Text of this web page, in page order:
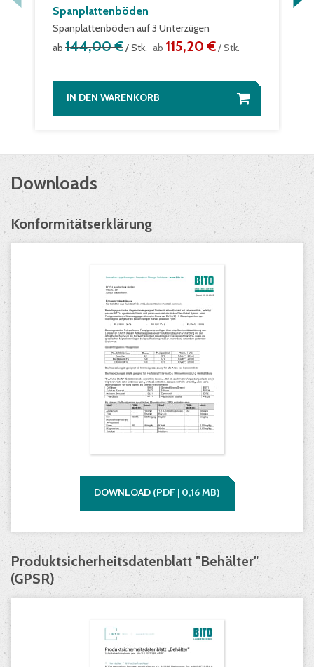
Spanplattenböden
Spanplattenböden auf 3 Unterzügen
ab144,00 €/ Stk. ab 115,20 €/ Stk.
IN DEN WARENKORB
Downloads
Konformitätserklärung
DOWNLOAD (PDF | 0,16MB)
Produktsicherheitsdatenblatt "Behälter"
(GPSR)